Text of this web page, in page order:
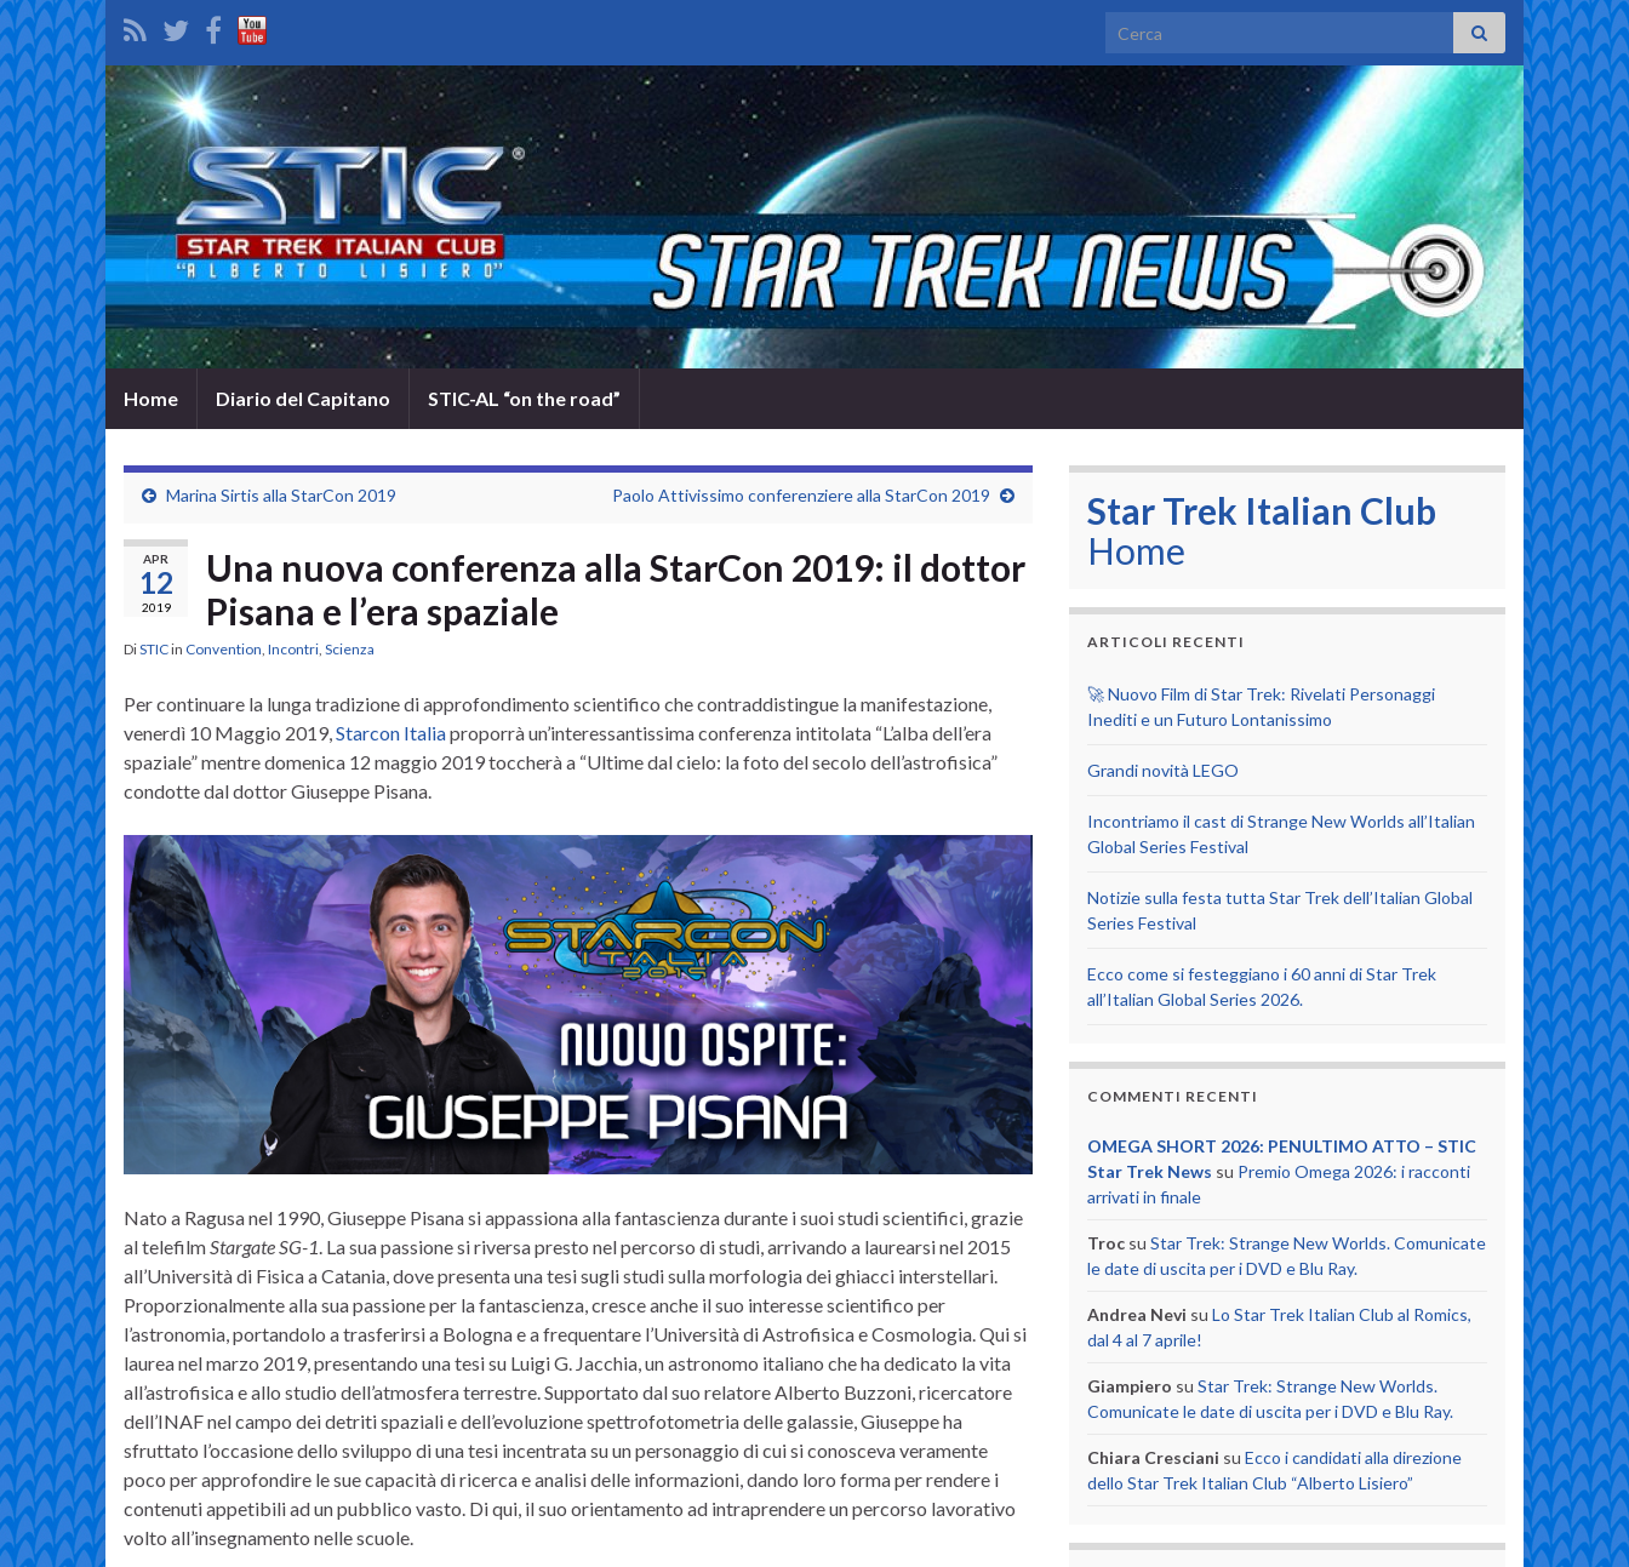
Search for:
Home Diario del Capitano STIC-AL “on the road”
Marina Sirtis alla StarCon 2019 Paolo Attivissimo conferenziere alla StarCon 2019
APR
12
2019
Una nuova conferenza alla StarCon 2019: il dottor
Pisana e l’era spaziale
DiSTICin Convention, Incontri, Scienza
Per continuare la lunga tradizione di approfondimento scientifico che contraddistingue la manifestazione,
venerdì 10 Maggio 2019,Starcon Italiaproporrà un’interessantissima conferenza intitolata “L’alba dell’era
spaziale” mentre domenica 12 maggio 2019 toccherà a “Ultime dal cielo: la foto del secolo dell’astrofisica”
condotte dal dottor Giuseppe Pisana.
Nato a Ragusa nel 1990, Giuseppe Pisana si appassiona alla fantascienza durante i suoi studi scientifici, grazie
al telefilm Stargate SG-1 . La sua passione si riversa presto nel percorso di studi, arrivando a laurearsi nel 2015
all’Università di Fisica a Catania, dove presenta una tesi sugli studi sulla morfologia dei ghiacci interstellari.
Proporzionalmente alla sua passione per la fantascienza, cresce anche il suo interesse scientifico per
l’astronomia, portandolo a trasferirsi a Bologna e a frequentare l’Università di Astrofisica e Cosmologia. Qui si
laurea nel marzo 2019, presentando una tesi su Luigi G. Jacchia, un astronomo italiano che ha dedicato la vita
all’astrofisica e allo studio dell’atmosfera terrestre. Supportato dal suo relatore Alberto Buzzoni, ricercatore
dell’INAF nel campo dei detriti spaziali e dell’evoluzione spettrofotometria delle galassie, Giuseppe ha
sfruttato l’occasione dello sviluppo di una tesi incentrata su un personaggio di cui si conosceva veramente
poco per approfondire le sue capacità di ricerca e analisi delle informazioni, dando loro forma per rendere i
contenuti appetibili ad un pubblico vasto. Di qui, il suo orientamento ad intraprendere un percorso lavorativo
volto all’insegnamento nelle scuole.
Star Trek Italian Club
Home
ARTICOLI RECENTI
🚀 Nuovo Film di Star Trek: Rivelati Personaggi
Inediti e un Futuro Lontanissimo
Grandi novità LEGO
Incontriamo il cast di Strange New Worlds all’Italian
Global Series Festival
Notizie sulla festa tutta Star Trek dell’Italian Global
Series Festival
Ecco come si festeggiano i 60 anni di Star Trek
all’Italian Global Series 2026.
COMMENTI RECENTI
OMEGA SHORT 2026: PENULTIMO ATTO – STIC
Star Trek News su Premio Omega 2026: i racconti
arrivati in finale
Troc su Star Trek: Strange New Worlds. Comunicate
le date di uscita per i DVD e Blu Ray.
Andrea Nevi su Lo Star Trek Italian Club al Romics,
dal 4 al 7 aprile!
Giampiero su Star Trek: Strange New Worlds.
Comunicate le date di uscita per i DVD e Blu Ray.
Chiara Cresciani su Ecco i candidati alla direzione
dello Star Trek Italian Club “Alberto Lisiero”